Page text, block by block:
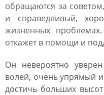
обращаются за
и справедливый,
жизненных
откажет в помощи и
Он невероятно
волей, очень упрямый
достичь больших